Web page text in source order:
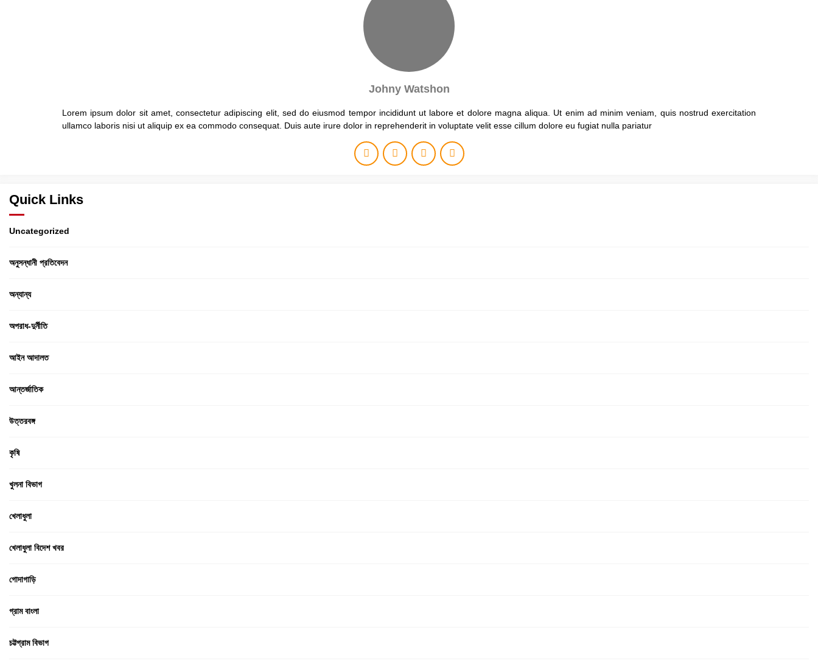
Johny Watshon
Lorem ipsum dolor sit amet, consectetur adipiscing elit, sed do eiusmod tempor incididunt ut labore et dolore magna aliqua. Ut enim ad minim veniam, quis nostrud exercitation
ullamco laboris nisi ut aliquip ex ea commodo consequat. Duis aute irure dolor in reprehenderit in voluptate velit esse cillum dolore eu fugiat nulla pariatur
Quick Links
Uncategorized
অনুসন্ধানী প্রতিবেদন
অন্যান্য
অপরাধ-দুর্নীতি
আইন আদালত
আন্তর্জাতিক
উত্তরবঙ্গ
কৃষি
খুলনা বিভাগ
খেলাধুলা
খেলাধুলা বিদেশ খবর
গোদাগাড়ি
গ্রাম বাংলা
চট্টগ্রাম বিভাগ